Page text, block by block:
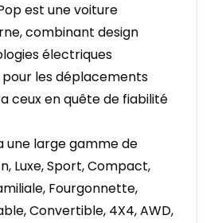
est une voiture
combinant design
électriques
les déplacements
ceux en quête de fiabilité
une large gamme de
Luxe, Sport, Compact,
Fourgonnette,
Convertible, 4X4, AWD,